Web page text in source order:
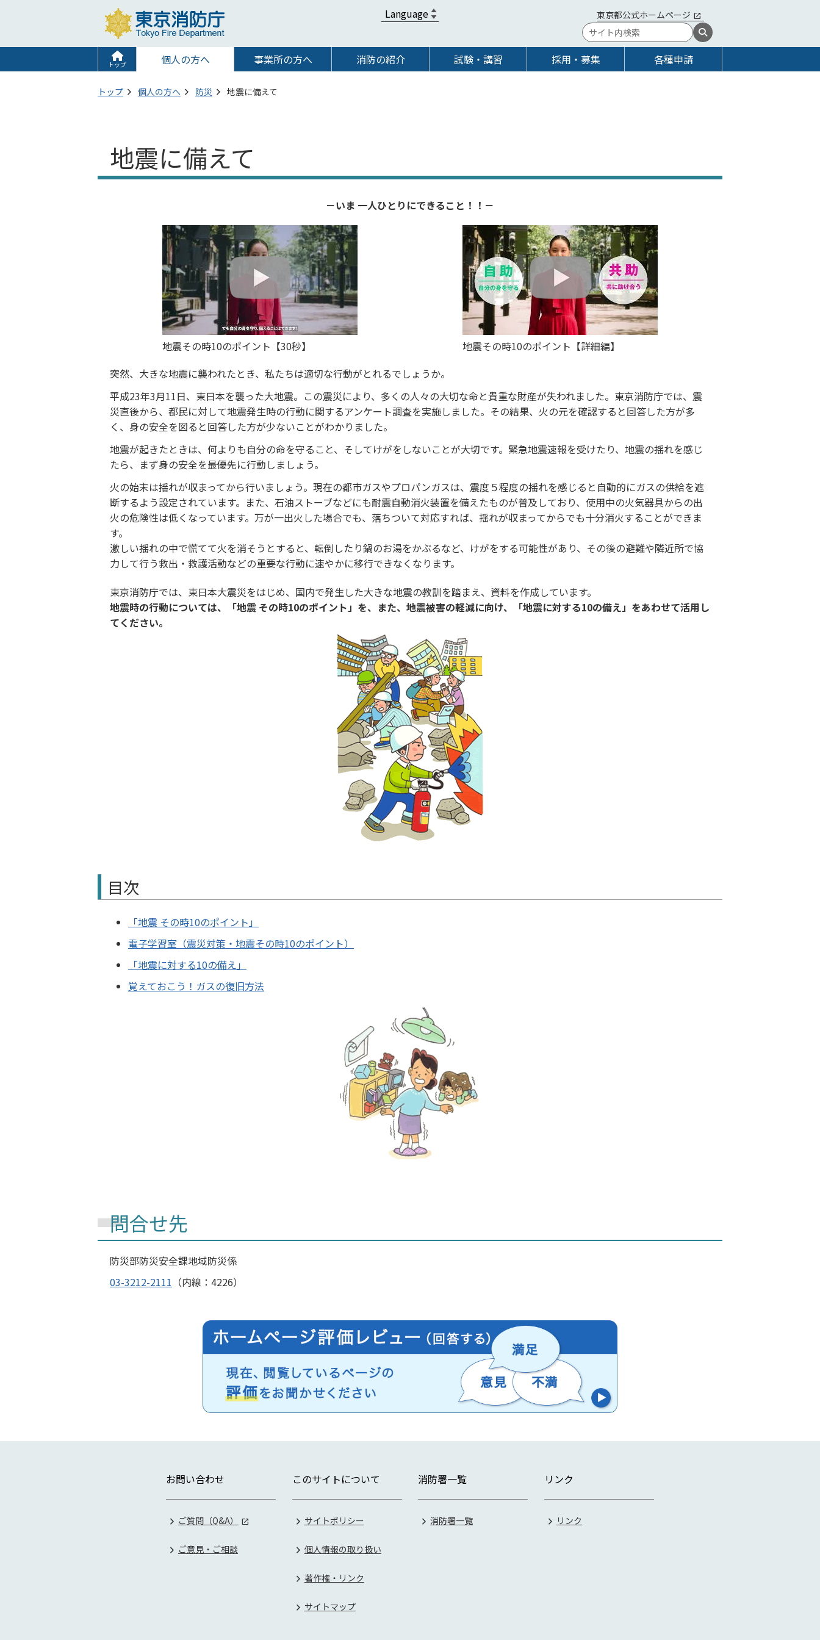
東京都公式ホームページ
トップ 個人の方へ 事業所の方へ 消防の紹介 試験・講習 採用・募集 各種申請
トップ 個人の方へ 防災 地震に備えて
地震に備えて
－いま 一人ひとりにできること！！－
地震その時10のポイント【30秒】
地震その時10のポイント【詳細編】
突然、大きな地震に襲われたとき、私たちは適切な行動がとれるでしょうか。
平成23年3月11日、東日本を襲った大地震。この震災により、多くの人々の大切な命と貴重な財産が失われました。東京消防庁では、震
災直後から、都民に対して地震発生時の行動に関するアンケート調査を実施しました。その結果、火の元を確認すると回答した方が多
く、身の安全を図ると回答した方が少ないことがわかりました。
地震が起きたときは、何よりも自分の命を守ること、そしてけがをしないことが大切です。緊急地震速報を受けたり、地震の揺れを感じ
たら、まず身の安全を最優先に行動しましょう。
火の始末は揺れが収まってから行いましょう。現在の都市ガスやプロパンガスは、震度５程度の揺れを感じると自動的にガスの供給を遮
断するよう設定されています。また、石油ストーブなどにも耐震自動消火装置を備えたものが普及しており、使用中の火気器具からの出
火の危険性は低くなっています。万が一出火した場合でも、落ちついて対応すれば、揺れが収まってからでも十分消火することができま
す。
激しい揺れの中で慌てて火を消そうとすると、転倒したり鍋のお湯をかぶるなど、けがをする可能性があり、その後の避難や隣近所で協
力して行う救出・救護活動などの重要な行動に速やかに移行できなくなります。
東京消防庁では、東日本大震災をはじめ、国内で発生した大きな地震の教訓を踏まえ、資料を作成しています。
地震時の行動については、「地震 その時10のポイント」を、また、地震被害の軽減に向け、「地震に対する10の備え」をあわせて活用し
てください。
目次
「地震 その時10のポイント」
電子学習室（震災対策・地震その時10のポイント）
「地震に対する10の備え」
覚えておこう！ガスの復旧方法
問合せ先
防災部防災安全課地域防災係
03-3212-2111 （内線：4226）
お問い合わせ
ご質問（Q&A）
ご意見・ご相談
このサイトについて
サイトポリシー
個人情報の取り扱い
著作権・リンク
サイトマップ
消防署一覧
消防署一覧
リンク
リンク